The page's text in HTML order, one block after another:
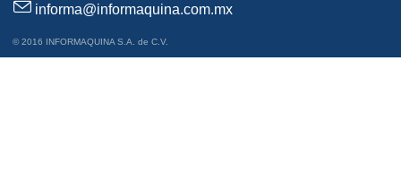
informa@informaquina.com.mx
© 2016 INFORMAQUINA S.A. de C.V.